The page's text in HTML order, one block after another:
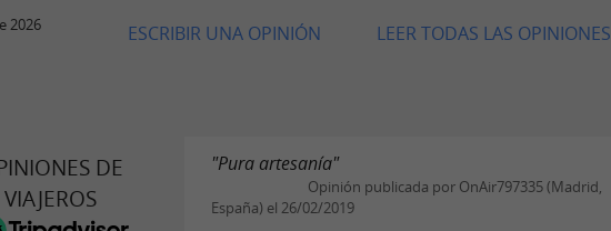
LEER TODAS LAS OPINIONES
ESCRIBIR UNA OPINIÓN
2026
DE
VIAJEROS
"Pura artesanía"
Opinión publicada por OnAir797335 (Madrid,
España) el 26/02/2019